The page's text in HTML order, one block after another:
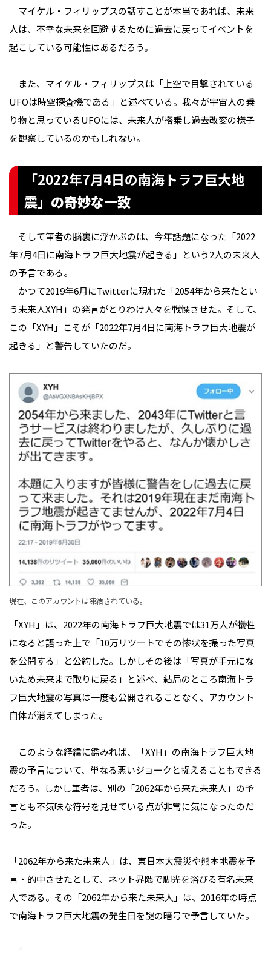
マイケル・フィリップスの話すことが本当であれば、未来
人は、不幸な未来を回避するために過去に戻ってイベントを
起こしている可能性はあるだろう。
また、マイケル・フィリップスは「上空で目撃されている
UFOは時空探査機である」と述べている。我々が宇宙人の乗
り物と思っているUFOには、未来人が搭乗し過去改変の様子
を観察しているのかもしれない。
「2022年7月4日の南海トラフ巨大地
震」 の奇妙な一致
そして筆者の脳裏に浮かぶのは、今年話題になった「2022
年7月4日に南海トラフ巨大地震が起きる」という2人の未来人
の予言である。
かつて2019年6月にTwitterに現れた「2054年から来たとい
う未来人XYH」の発言がとりわけ人々を戦慄させた。そして、
この「XYH」こそが「2022年7月4日に南海トラフ巨大地震が
起きる」と警告していたのだ。
現在、このアカウントは凍結されている。
「XYH」は、2022年の南海トラフ巨大地震では31万人が犠牲
になると語った上で「10万リツートでその惨状を撮った写真
を公開する」と公約した。しかしその後は「写真が手元にな
いため未来まで取りに戻る」と述べ、結局のところ南海トラ
フ巨大地震の写真は一度も公開されることなく、アカウント
自体が消えてしまった。
このような経緯に鑑みれば、「XYH」の南海トラフ巨大地
震の予言について、単なる悪いジョークと捉えることもできる
だろう。しかし筆者は、別の「2062年から来た未来人」の予
言とも不気味な符号を見せている点が非常に気になったのだ
った。
「2062年から来た未来人」は、東日本大震災や熊本地震を予
言・的中させたとして、ネット界隈で脚光を浴びる有名未来
人である。その「2062年から来た未来人」は、2016年の時点
で南海トラフ巨大地震の発生日を謎の暗号で予言していた。